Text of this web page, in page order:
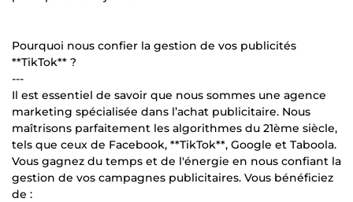
Pourquoi nous confier la gestion de vos publicités
**TikTok** ?
---
Il est essentiel de savoir que nous sommes une agence
marketing spécialisée dans l’achat publicitaire. Nous
maîtrisons parfaitement les algorithmes du 21ème siècle,
tels que ceux de Facebook, **TikTok**, Google et Taboola.
Vous gagnez du temps et de l'énergie en nous confiant la
gestion de vos campagnes publicitaires. Vous bénéficiez
de :